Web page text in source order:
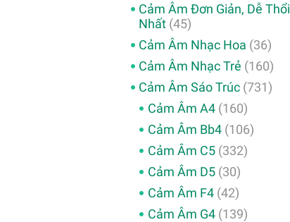
Cảm Âm Đơn Giản, Dễ Thổi
Nhất (45)
Cảm Âm Nhạc Hoa (36)
Cảm Âm Nhạc Trẻ (160)
Cảm Âm Sáo Trúc (731)
Cảm Âm A4(160)
Cảm Âm Bb4(106)
Cảm Âm C5(332)
Cảm Âm D5(30)
Cảm Âm F4(42)
Cảm Âm G4(139)